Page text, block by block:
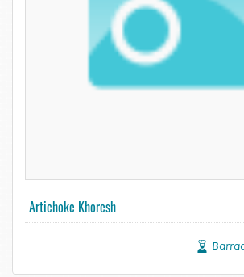
Artichoke Khoresh